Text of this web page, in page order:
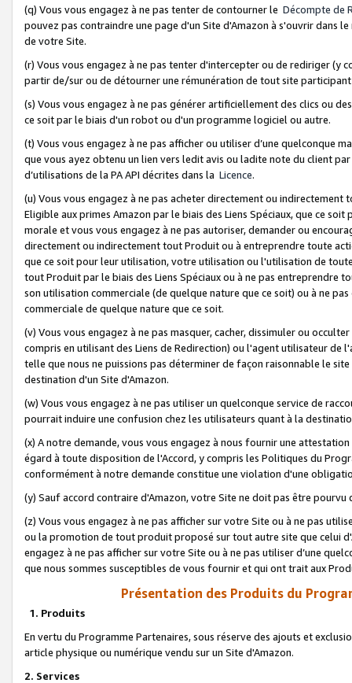
(q) Vous vous engagez à ne pas tenter de contourner le Décompte de
pouvez pas contraindre une page d'un Site d'Amazon à s'ouvrir dans
de votre Site.
(r) Vous vous engagez à ne pas tenter d'intercepter ou de rediriger
partir de/sur ou de détourner une rémunération de tout site
(s) Vous vous engagez à ne pas générer artificiellement des clics ou
ce soit par le biais d'un robot ou d'un programme logiciel ou autre.
(t) Vous vous engagez à ne pas afficher ou utiliser d’une quelconque
que vous ayez obtenu un lien vers ledit avis ou ladite note du client
d’utilisations de la PA API décrites dans la Licence.
(u) Vous vous engagez à ne pas acheter directement ou
Eligible aux primes Amazon par le biais des Liens Spéciaux, que ce
morale et vous vous engagez à ne pas autoriser, demander ou
directement ou indirectement tout Produit ou à entreprendre toute
que ce soit pour leur utilisation, votre utilisation ou l'utilisation de
tout Produit par le biais des Liens Spéciaux ou à ne pas entreprendre
son utilisation commerciale (de quelque nature que ce soit) ou à ne
commerciale de quelque nature que ce soit.
(v) Vous vous engagez à ne pas masquer, cacher, dissimuler ou
compris en utilisant des Liens de Redirection) ou l'agent utilisateur
telle que nous ne puissions pas déterminer de façon raisonnable le
destination d'un Site d'Amazon.
(w) Vous vous engagez à ne pas utiliser un quelconque service de
pourrait induire une confusion chez les utilisateurs quant à la
(x) A notre demande, vous vous engagez à nous fournir une
égard à toute disposition de l'Accord, y compris les Politiques du
conformément à notre demande constitue une violation d'une
(y) Sauf accord contraire d'Amazon, votre Site ne doit pas être
(z) Vous vous engagez à ne pas afficher sur votre Site ou à ne pas
ou la promotion de tout produit proposé sur tout autre site que celui
engagez à ne pas afficher sur votre Site ou à ne pas utiliser d’une
que nous sommes susceptibles de vous fournir et qui ont trait aux
Présentation des Produits du
1. Produits
En vertu du Programme Partenaires, sous réserve des ajouts et
article physique ou numérique vendu sur un Site d'Amazon.
2. Services